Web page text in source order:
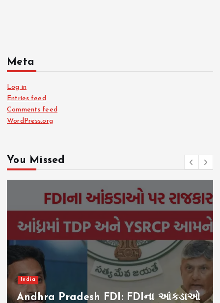
Meta
Log in
Entries feed
Comments feed
WordPress.org
You Missed
India
Andhra Pradesh FDI: FDIના આંકડાઓ